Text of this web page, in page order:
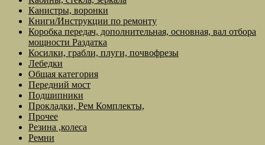
Канистры, воронки
Книги/Инструкции по ремонту
Коробка передач, дополнительная, основная, вал отбора
мощности Раздатка
Косилки, грабли, плуги, почвофрезы
Лебедки
Общая категория
Передний мост
Подшипники
Прокладки, Рем Комплекты,
Прочее
Резина ,колеса
Ремни